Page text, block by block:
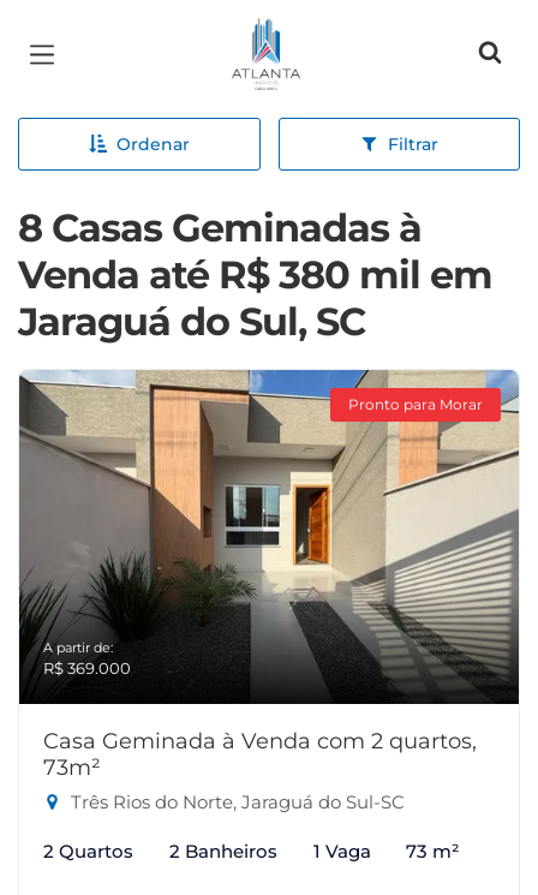
Página inicial
Ordenar Filtrar
8 Casas Geminadas à
Venda até R$ 380 mil em
Jaraguá do Sul, SC
Pronto para Morar
A partir de:
R$ 369.000
Casa Geminada à Venda com 2 quartos,
73m²
Três Rios do Norte, Jaraguá do Sul-SC
2 Quartos 2 Banheiros 1 Vaga 73 m²